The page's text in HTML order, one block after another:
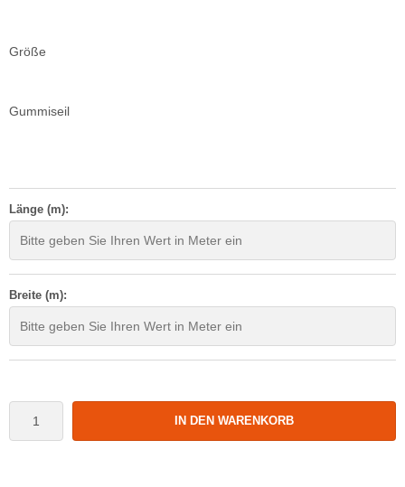
Größe
Gummiseil
Länge (m):
Breite (m):
IN DEN WARENKORB